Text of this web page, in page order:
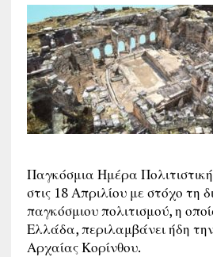
Παγκόσμια Ημέρα
στις 18 Απριλίου με στόχο τη
παγκόσμιου πολιτισμού, η
Ελλάδα, περιλαμβάνει ήδη
Αρχαίας Κορίνθου.